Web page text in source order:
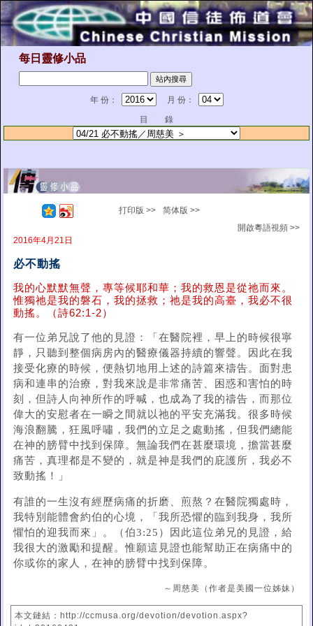
每日靈修小品
年 份：
月 份：
目 錄
打印版 >>
简体版 >>
開啟粵語視頻 >>
2016年4月21日
必不動搖
我的心默默無聲，專等候耶和華；我的救恩是從祂而來。
惟獨祂是我的磐石，我的拯救；祂是我的高臺，我必不很
動搖。（詩62:1-2）
有一位弟兄說了他的見證：「在醫院裡，早上的時候很寧
靜，只聽到整個病房內的醫療儀器持續的響聲。因此在我
接受化療的時候，便熱切地用上述的詩篇來禱告。面對患
病和連串的治療，對我來說是非常痛苦、困惑和害怕的時
刻，但詩人向神所作的呼喊，也成為了我的禱告，而那位
偉大的安慰者在一瞬之間就以祂的平安充滿我。很多時候
海浪翻騰，狂風呼嘯，我們的立足之處動搖，但我們總能
在神的膀臂中找到保障。無論我們在甚麼環境，擔當甚麼
痛苦，真理都是不變的，就是神是我們的庇護所，我必不
致動搖！」
有誰的一生沒有經歷病痛的折磨、煎熬？在醫院獨處時，
我特別能體會約伯的心境，「我所恐懼的臨到我身，我所
懼怕的迎我而來」。（伯3:25）因此這位弟兄的見證，給
我很大的激勵和提醒。惟願這見證也能幫助正在病痛中的
你或你的家人，在神的膀臂中找到保障。
～周慈美（作者是美國一位姊妹）
本文鏈結：http://ccmusa.org/devotion/devotion.aspx?